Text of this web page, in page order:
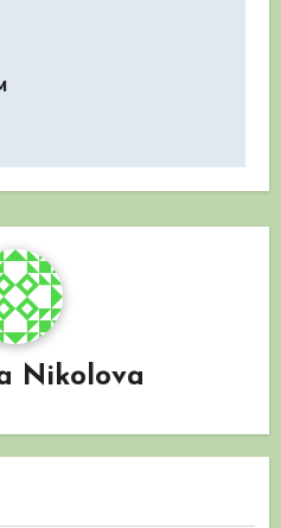
Nikolova